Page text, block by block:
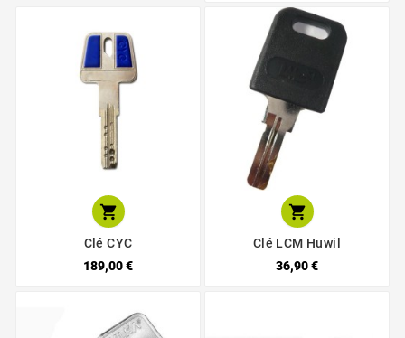

Clé CYC
189,00 €

Clé LCM Huwil
36,90 €